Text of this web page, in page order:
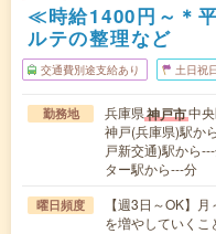
≪時給1400円～＊
ルテの整理など
交通費別途支給あり 土日祝
勤務地 兵庫県神戸市中
神戸(兵庫県)駅か
戸新交通)駅から
ター駅から---分
曜日頻度
【週3日～OK】
を増やしていくこ